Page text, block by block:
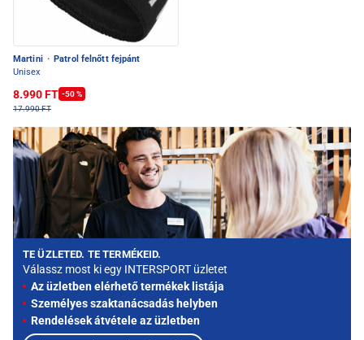
Martini · Patrol felnőtt fejpánt
Unisex
8.990 FT -50 %
17.990 FT
TE ÜZLETED. TE TERMÉKEID.
Válassz most ki egy INTERSPORT üzletet
Az üzletben elérhető termékek listája
Személyes szaktanácsadás helyben
Rendelések átvétele az üzletben